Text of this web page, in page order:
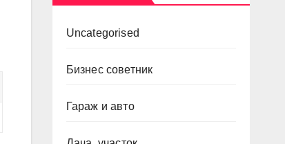
Uncategorised
Бизнес советник
Гараж и авто